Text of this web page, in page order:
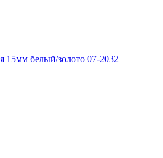
15мм белый/золото 07-2032